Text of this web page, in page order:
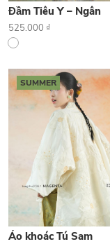
Đầm Tiêu Y – Ngân
525.000 ₫
SUMMER
Áo khoác Tú Sam